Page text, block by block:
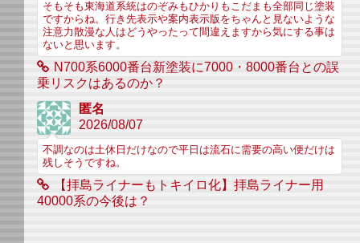
そもそも東海道系統はのぞみもひかりもこだまも全部同じ塗装
ですからね。行き先表示や案内表示版をちゃんと見ないような
注意力散漫な人はどうやったって間違えますから気にする事は
ないと思います。
N700系6000番台新塗装に7000・8000番台との誤
乗リスクはあるのか？
匿名
2026/08/07
不調なのは土休日だけなので平日は流石に需要の高い便だけは
残しそうですね。
【拝島ライナーもトキイロ化】拝島ライナー用
40000系の今後は？